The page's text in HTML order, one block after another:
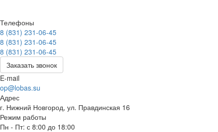
Телефоны
8 (831) 231-06-45
8 (831) 231-06-45
8 (831) 231-06-45
Заказать звонок
E-mail
op@lobas.su
Адрес
г. Нижний Новгород, ул. Правдинская 16
Режим работы
Пн - Пт: с 8:00 до 18:00